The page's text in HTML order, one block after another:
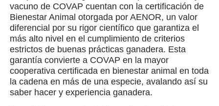
vacuno de COVAP cuentan con la certificación de
Bienestar Animal otorgada por AENOR, un valor
diferencial por su rigor científico que garantiza el
más alto nivel en el cumplimiento de criterios
estrictos de buenas prácticas ganadera. Esta
garantía convierte a COVAP en la mayor
cooperativa certificada en bienestar animal en toda
la cadena en más de una especie, avalando así su
saber hacer y experiencia ganadera.